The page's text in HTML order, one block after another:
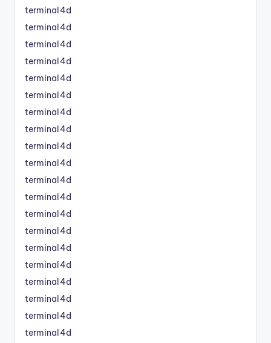
terminal4d
terminal4d
terminal4d
terminal4d
terminal4d
terminal4d
terminal4d
terminal4d
terminal4d
terminal4d
terminal4d
terminal4d
terminal4d
terminal4d
terminal4d
terminal4d
terminal4d
terminal4d
terminal4d
terminal4d